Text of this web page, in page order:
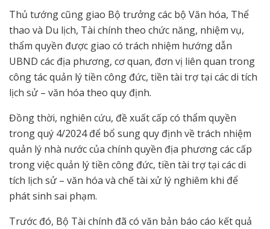
Thủ tướng cũng giao Bộ trưởng các bộ Văn hóa, Thể
thao và Du lịch, Tài chính theo chức năng, nhiệm vụ,
thẩm quyền được giao có trách nhiệm hướng dẫn
UBND các địa phương, cơ quan, đơn vị liên quan trong
công tác quản lý tiền công đức, tiền tài trợ tại các di tích
lịch sử – văn hóa theo quy định.
Đồng thời, nghiên cứu, đề xuất cấp có thẩm quyền
trong quý 4/2024 để bổ sung quy định về trách nhiệm
quản lý nhà nước của chính quyền địa phương các cấp
trong việc quản lý tiền công đức, tiền tài trợ tại các di
tích lịch sử – văn hóa và chế tài xử lý nghiêm khi để
phát sinh sai phạm.
Trước đó, Bộ Tài chính đã có văn bản báo cáo kết quả